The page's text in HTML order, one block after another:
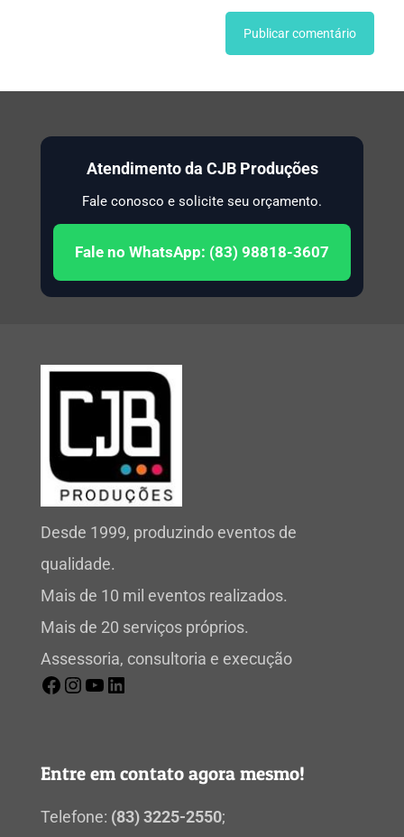
Atendimento da CJB Produções
Fale conosco e solicite seu orçamento.
Fale no WhatsApp: (83) 98818-3607
Desde 1999, produzindo eventos de
qualidade.
Mais de 10 mil eventos realizados.
Mais de 20 serviços próprios.
Assessoria, consultoria e execução
Entre em contato agora mesmo!
Telefone: (83) 3225-2550;